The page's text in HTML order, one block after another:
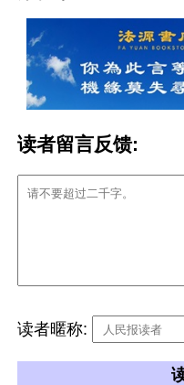
读者留言反馈:
读者暱称: